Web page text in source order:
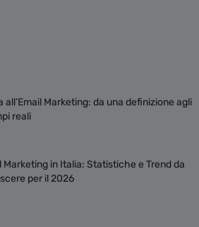
all’Email Marketing: da una definizione agli
reali
Marketing in Italia: Statistiche e Trend da
per il 2026